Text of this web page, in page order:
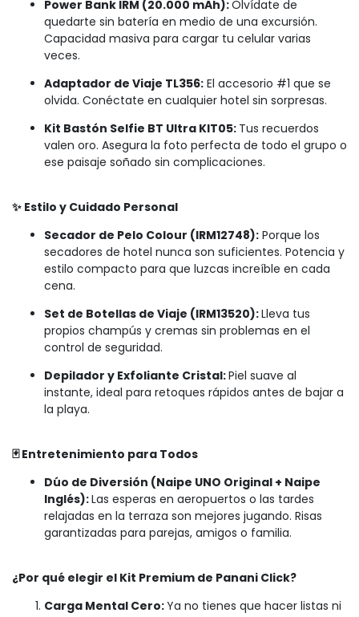
Power Bank IRM (20.000 mAh):Olvídate de
quedarte sin batería en medio de una excursión.
Capacidad masiva para cargar tu celular varias
veces.
Adaptador de Viaje TL356: El accesorio #1 que se
olvida. Conéctate en cualquier hotel sin sorpresas.
Kit Bastón Selfie BT Ultra KIT05: Tus recuerdos
valen oro. Asegura la foto perfecta de todo el grupo o
ese paisaje soñado sin complicaciones.
✨ Estilo y Cuidado Personal
Secador de Pelo Colour (IRM12748): Porque los
secadores de hotel nunca son suficientes. Potencia y
estilo compacto para que luzcas increíble en cada
cena.
Set de Botellas de Viaje (IRM13520):Lleva tus
propios champús y cremas sin problemas en el
control de seguridad.
Depilador y Exfoliante Cristal:Piel suave al
instante, ideal para retoques rápidos antes de bajar a
la playa.
🃏 Entretenimiento para Todos
Dúo de Diversión (Naipe UNO Original + Naipe
Inglés):Las esperas en aeropuertos o las tardes
relajadas en la terraza son mejores jugando. Risas
garantizadas para parejas, amigos o familia.
¿Por qué elegir el Kit Premium de Panani Click?
Carga Mental Cero:Ya no tienes que hacer listas ni